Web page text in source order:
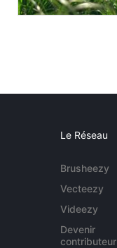
Le Réseau
Brusheezy
Vecteezy
Videezy
Devenir
contributeur